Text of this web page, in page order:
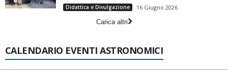
Didattica e Divulgazione
16 Giugno 2026
Carica altri
CALENDARIO EVENTI ASTRONOMICI